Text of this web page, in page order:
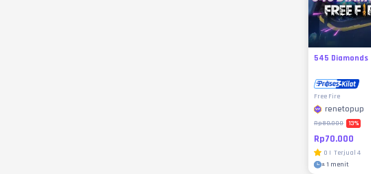
545 Diamonds
Free Fire
renetopup
Rp80.000 13%
Rp70.000
0 | Terjual 4
±1 menit